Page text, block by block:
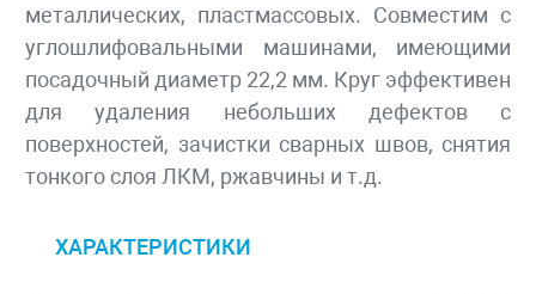
металлических, пластмассовых. Совместим с
углошлифовальными машинами, имеющими
посадочный диаметр 22,2 мм. Круг эффективен
для удаления небольших дефектов с
поверхностей, зачистки сварных швов, снятия
тонкого слоя ЛКМ, ржавчины и т.д.
ХАРАКТЕРИСТИКИ